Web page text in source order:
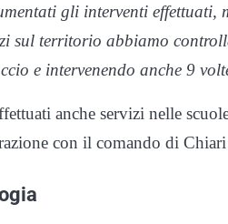
gli interventi effettuati,
sul territorio abbiamo
e intervenendo anche 9
anche servizi nelle
con il comando di